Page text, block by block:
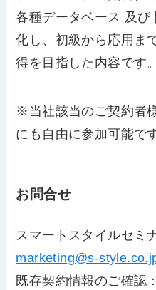
各種データベース 及
化し、初級から応用ま
得を目指した内容です。
※当社該当のご契約者
にも自由に参加可能で
お問合せ
スマートスタイルセミ
marketing@s-
既存契約情報のご確認